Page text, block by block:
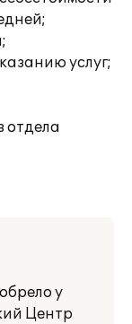
услуг;
отдела
у
Центр